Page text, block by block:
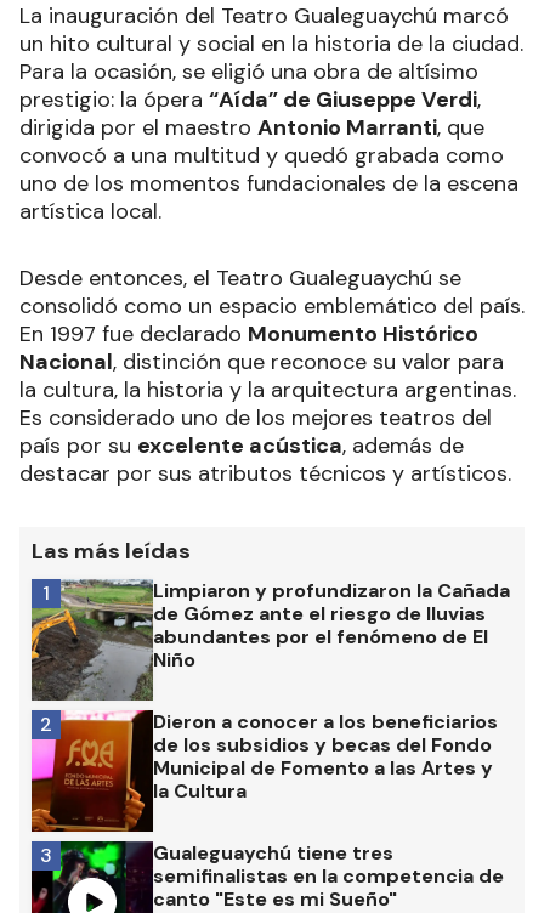
La inauguración del Teatro Gualeguaychú marcó
un hito cultural y social en la historia de la ciudad.
Para la ocasión, se eligió una obra de altísimo
prestigio: la ópera “Aída” de Giuseppe Verdi,
dirigida por el maestro Antonio Marranti, que
convocó a una multitud y quedó grabada como
uno de los momentos fundacionales de la escena
artística local.
Desde entonces, el Teatro Gualeguaychú se
consolidó como un espacio emblemático del país.
En 1997 fue declarado Monumento Histórico
Nacional, distinción que reconoce su valor para
la cultura, la historia y la arquitectura argentinas.
Es considerado uno de los mejores teatros del
país por su excelente acústica, además de
destacar por sus atributos técnicos y artísticos.
Las más leídas
Limpiaron y profundizaron la Cañada
de Gómez ante el riesgo de lluvias
abundantes por el fenómeno de El
Niño
1
Dieron a conocer a los beneficiarios
de los subsidios y becas del Fondo
Municipal de Fomento a las Artes y
la Cultura
2
Gualeguaychú tiene tres
semifinalistas en la competencia de
canto "Este es mi Sueño"
3